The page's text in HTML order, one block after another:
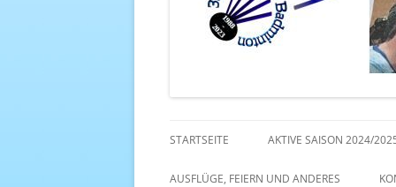
STARTSEITE AKTIVE SAISON 2024/
AKTIVE SAISON 2022/23
AUSFLÜGE, FEIERN UND ANDERES